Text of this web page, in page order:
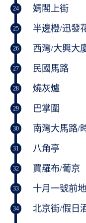
24 媽閣上街
25 半邊橙/迅發
26 西灣/大興大
27 民國馬路
28 燒灰爐
29 巴掌圍
30 南灣大馬路/
31 八角亭
32 賈羅布/葡京
33 十月一號前地
34 北京街/假日